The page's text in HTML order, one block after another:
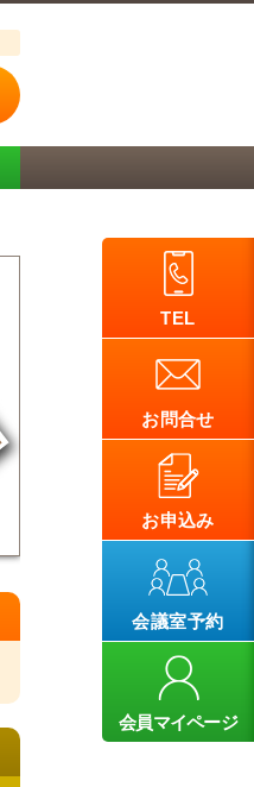
TEL
お問合せ
お申込み
会議室予約
会員マイページ